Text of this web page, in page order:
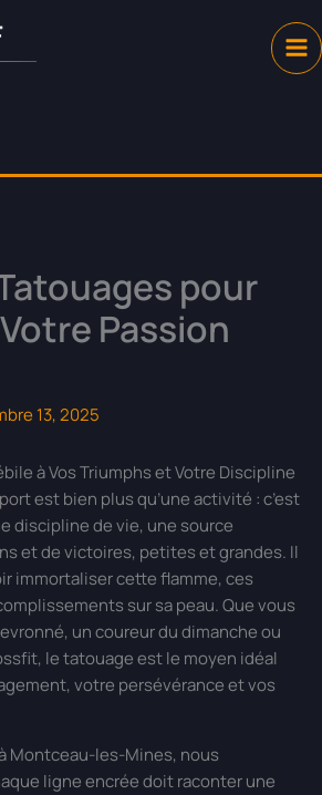
pour
Passion
13, 2025
à Vos Triumphs et Votre Discipline
est bien plus qu’une activité : c’est
discipline de vie, une source
et de victoires, petites et grandes. Il
immortaliser cette flamme, ces
sur sa peau. Que vous
un coureur du dimanche ou
le tatouage est le moyen idéal
votre persévérance et vos
Montceau-les-Mines, nous
ligne encrée doit raconter une